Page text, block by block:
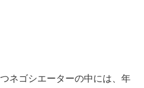
ネゴシエーターの中には、年